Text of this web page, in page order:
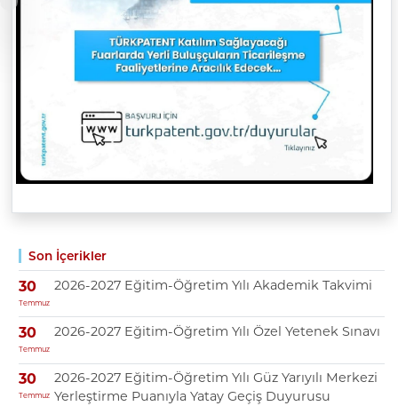
Son İçerikler
30
Temmuz
2026-2027 Eğitim-Öğretim Yılı Akademik Takvimi
30
Temmuz
2026-2027 Eğitim-Öğretim Yılı Özel Yetenek Sınavı
30
Temmuz
2026-2027 Eğitim-Öğretim Yılı Güz Yarıyılı Merkezi
Yerleştirme Puanıyla Yatay Geçiş Duyurusu